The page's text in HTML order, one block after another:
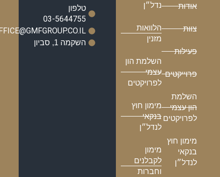
אודות
צוות
פעילות
פרוייקטים
השלמת
הון עצמי
לפרויקטים
מימון חוץ
בנקאי
לנדל״ן
נדל״ן
הלוואות
מזנין
השלמת הון
עצמי
לפרויקטים
מימון חוץ
בנקאי
לנדל״ן
מימון
לקבלנים
וחברות
טלפון
03-5644755
OFFICE@GMFGROUP.CO.IL
השקמה 1, סביון